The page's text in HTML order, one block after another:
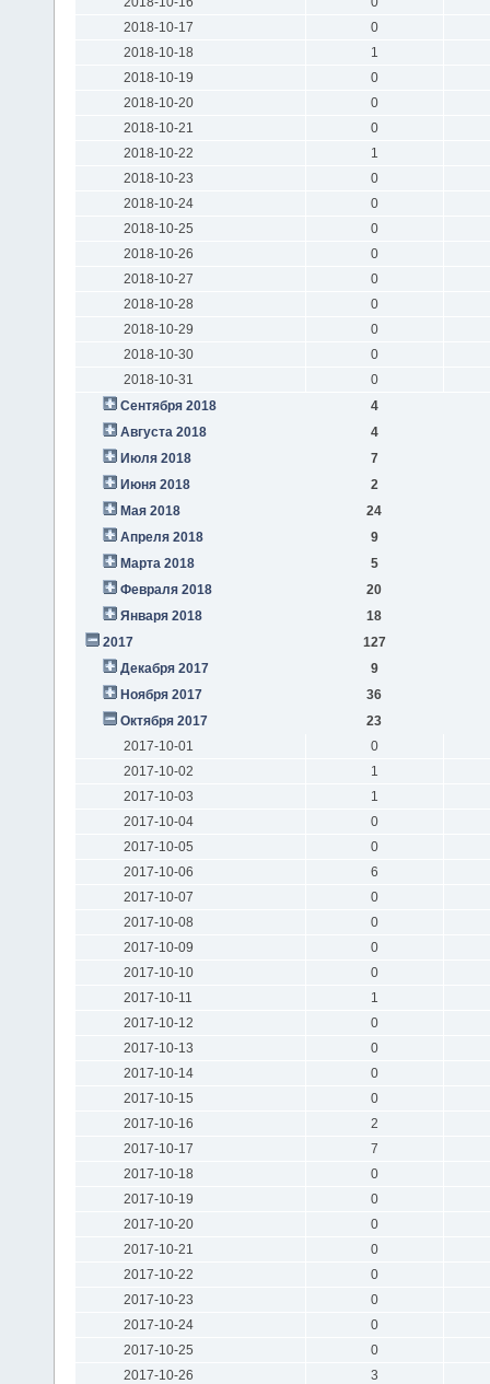
2018-10-17
0
2018-10-18
1
2018-10-19
0
2018-10-20
0
2018-10-21
0
2018-10-22
1
2018-10-23
0
2018-10-24
0
2018-10-25
0
2018-10-26
0
2018-10-27
0
2018-10-28
0
2018-10-29
0
2018-10-30
0
2018-10-31
0
Сентября 2018
4
Августа 2018
4
Июля 2018
7
Июня 2018
2
Мая 2018
24
Апреля 2018
9
Марта 2018
5
Февраля 2018
20
Января 2018
18
2017
127
Декабря 2017
9
Ноября 2017
36
Октября 2017
23
2017-10-01
0
2017-10-02
1
2017-10-03
1
2017-10-04
0
2017-10-05
0
2017-10-06
6
2017-10-07
0
2017-10-08
0
2017-10-09
0
2017-10-10
0
2017-10-11
1
2017-10-12
0
2017-10-13
0
2017-10-14
0
2017-10-15
0
2017-10-16
2
2017-10-17
7
2017-10-18
0
2017-10-19
0
2017-10-20
0
2017-10-21
0
2017-10-22
0
2017-10-23
0
2017-10-24
0
2017-10-25
0
2017-10-26
3